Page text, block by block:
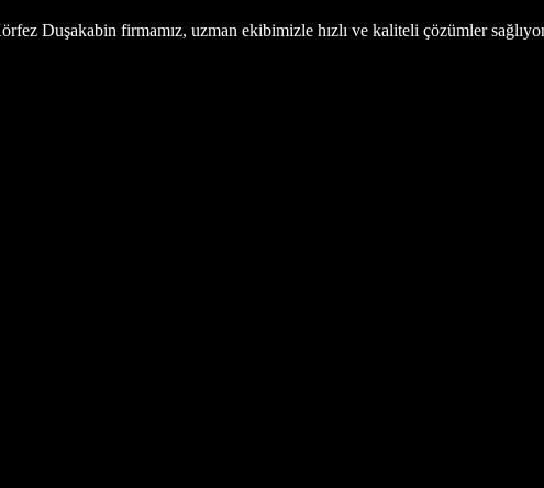
Duşakabin firmamız, uzman ekibimizle hızlı ve kaliteli çözümler